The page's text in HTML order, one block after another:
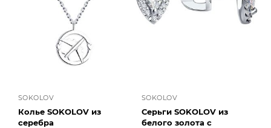
SOKOLOV
Колье SOKOLOV из
серебра
SOKOLOV
Серьги SOKOLOV из
белого золота с